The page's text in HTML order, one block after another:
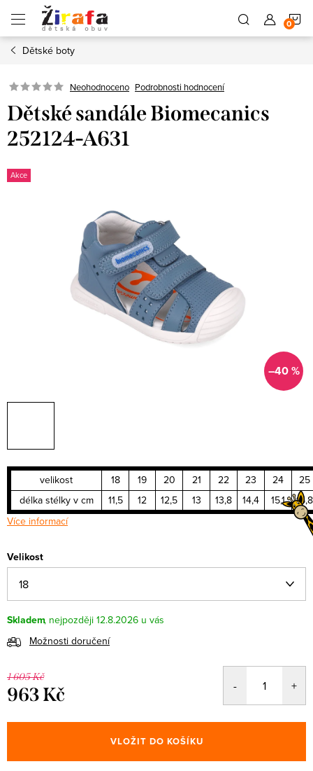
obsah
Dětské boty
Neohodnoceno Podrobnosti hodnocení
Dětské sandále Biomecanics
252124-A631
Akce
–40 %
velikost 18 19 20 21 22 23 24
25
délka stélky v cm
11,5 12 12,5 13 13,8 14,4 15,1
15,8
Více informací
Velikost
Skladem
12.8.2026
Možnosti doručení
1 605 Kč
963 Kč
cena:
VLOŽIT DO KOŠÍKU